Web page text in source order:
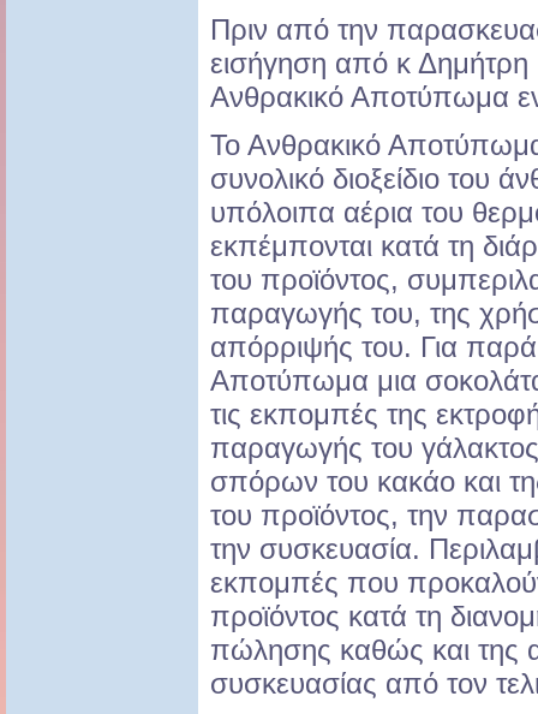
Πριν από την
εισήγηση από κ Δημήτρη
Ανθρακικό Αποτύπωμα
Το Ανθρακικό Αποτύπωμα
συνολικό διοξείδιο του
υπόλοιπα αέρια του
εκπέμπονται κατά τη
του προϊόντος,
παραγωγής του, της
απόρριψής του. Για
Αποτύπωμα μια
τις εκπομπές της
παραγωγής του
σπόρων του κακάο και
του προϊόντος, την
την συσκευασία.
εκπομπές που
προϊόντος κατά τη
πώλησης καθώς και της
συσκευασίας από τον